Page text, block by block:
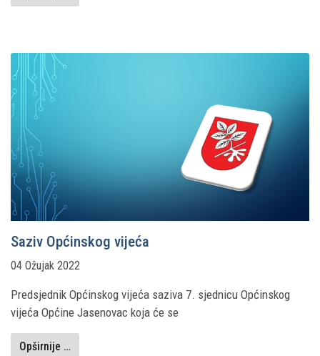
Saziv Općinskog vijeća
04 Ožujak 2022
Predsjednik Općinskog vijeća saziva 7. sjednicu Općinskog
vijeća Općine Jasenovac koja će se
Opširnije …